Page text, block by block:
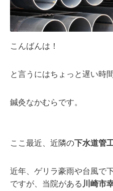
こんばんは！
と言うにはちょっと遅い時
鍼灸なかむらです。
ここ最近、近隣の下水道管
近年、ゲリラ豪雨や台風で
ですが、当院がある 川崎市